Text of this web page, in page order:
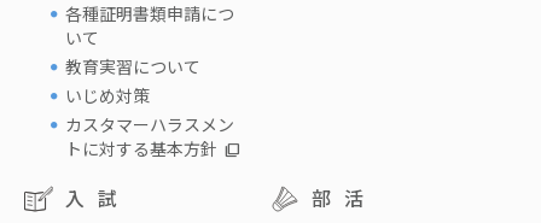
各種証明書類申請につ
いて
教育実習について
いじめ対策
カスタマーハラスメン
トに対する基本方針
入試 部活